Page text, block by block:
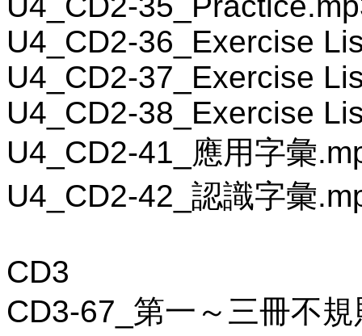
U4_CD2-36_Exercise
U4_CD2-37_Exercise
U4_CD2-38_Exercise
U4_CD2-41_應用字彙
U4_CD2-42_認識字彙
CD3
CD3-67_第一～三冊不